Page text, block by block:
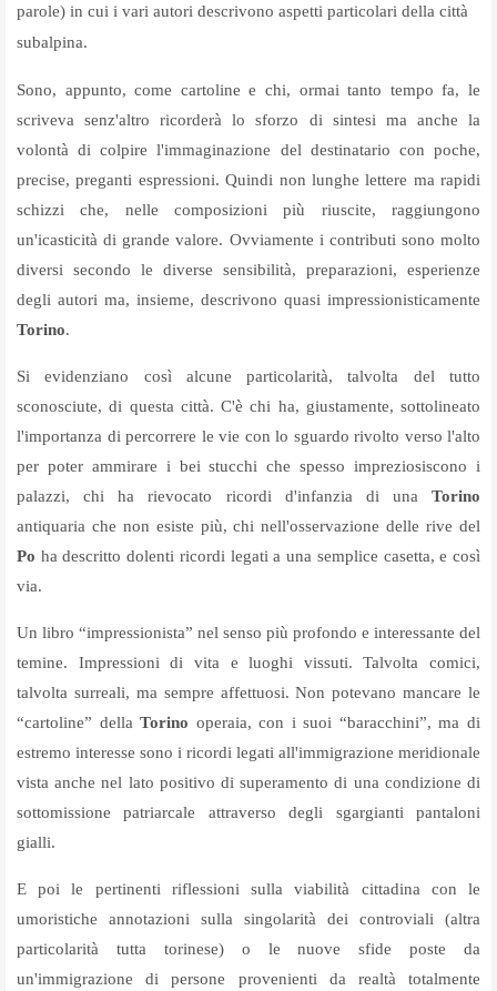
parole) in cui i vari autori descrivono aspetti particolari della città
subalpina.
Sono, appunto, come cartoline e chi, ormai tanto tempo fa, le
scriveva senz'altro ricorderà lo sforzo di sintesi ma anche la
volontà di colpire l'immaginazione del destinatario con poche,
precise, preganti espressioni. Quindi non lunghe lettere ma rapidi
schizzi che, nelle composizioni più riuscite, raggiungono
un'icasticità di grande valore. Ovviamente i contributi sono molto
diversi secondo le diverse sensibilità, preparazioni, esperienze
degli autori ma, insieme, descrivono quasi impressionisticamente
Torino.
Si evidenziano così alcune particolarità, talvolta del tutto
sconosciute, di questa città. C'è chi ha, giustamente, sottolineato
l'importanza di percorrere le vie con lo sguardo rivolto verso l'alto
per poter ammirare i bei stucchi che spesso impreziosiscono i
palazzi, chi ha rievocato ricordi d'infanzia di una Torino
antiquaria che non esiste più, chi nell'osservazione delle rive del
Po ha descritto dolenti ricordi legati a una semplice casetta, e così
via.
Un libro “impressionista” nel senso più profondo e interessante del
temine. Impressioni di vita e luoghi vissuti. Talvolta comici,
talvolta surreali, ma sempre affettuosi. Non potevano mancare le
“cartoline” dellaTorino operaia, con i suoi “baracchini”, ma di
estremo interesse sono i ricordi legati all'immigrazione meridionale
vista anche nel lato positivo di superamento di una condizione di
sottomissione patriarcale attraverso degli sgargianti pantaloni
gialli.
E poi le pertinenti riflessioni sulla viabilità cittadina con le
umoristiche annotazioni sulla singolarità dei controviali (altra
particolarità tutta torinese) o le nuove sfide poste da
un'immigrazione di persone provenienti da realtà totalmente